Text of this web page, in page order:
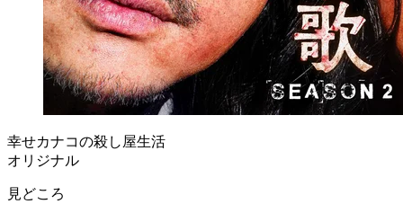
幸せカナコの殺し屋生活
オリジナル
見どころ